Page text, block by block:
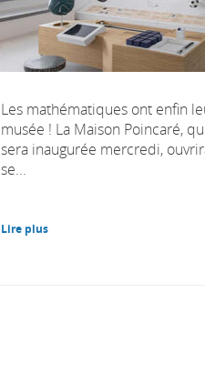
Les mathématiques ont enfin
musée ! La Maison Poincaré,
sera inaugurée mercredi,
se...
Lire plus